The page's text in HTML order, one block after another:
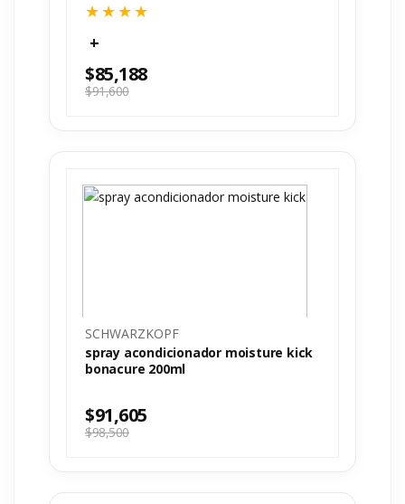
$91,600
$85,188
SCHWARZKOPF
spray acondicionador moisture kick
bonacure 200ml
$98,500
$91,605